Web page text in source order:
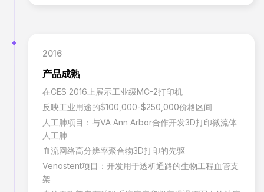
2016
产品成熟
在CES 2016上展示工业级MC-2打印机
反映工业用途的$100,000-$250,000价格区间
人工肺项目：与VA Ann Arbor合作开发3D打印微流体
人工肺
血流网络高分辨率聚合物3D打印的先驱
Venostent项目：开发用于透析通路的生物工程血管支
架